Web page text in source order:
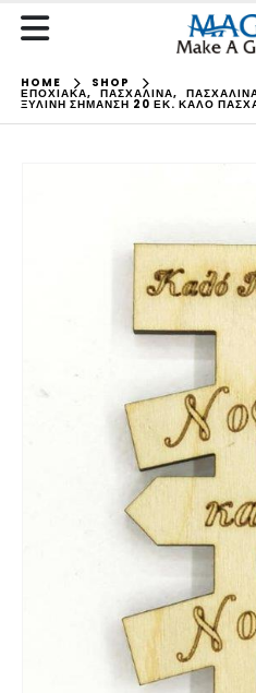
HOME SHOP
ΕΠΟΧΙΑΚΑ, ΠΑΣΧΑΛΙΝΑ,
ΞΎΛΙΝΗ ΣΉΜΑΝΣΗ 20 ΕΚ. ΚΑΛΌ